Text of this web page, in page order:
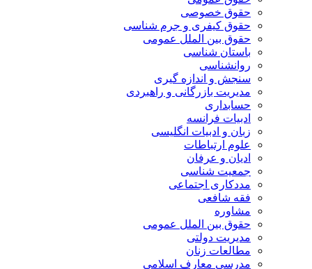
حقوق خصوصی
حقوق کیفری و جرم شناسی
حقوق بین الملل عمومی
باستان شناسی
روانشناسی
سنجش و اندازه گیری
مدیریت بازرگانی و راهبردی
حسابداری
ادبیات فرانسه
زبان و ادبیات انگلیسی
علوم ارتباطات
ادیان و عرفان
جمعیت شناسی
مددکاری اجتماعی
فقه شافعی
مشاوره
حقوق بین الملل عمومی
مدیریت دولتی
مطالعات زنان
مدرسی معارف اسلامی